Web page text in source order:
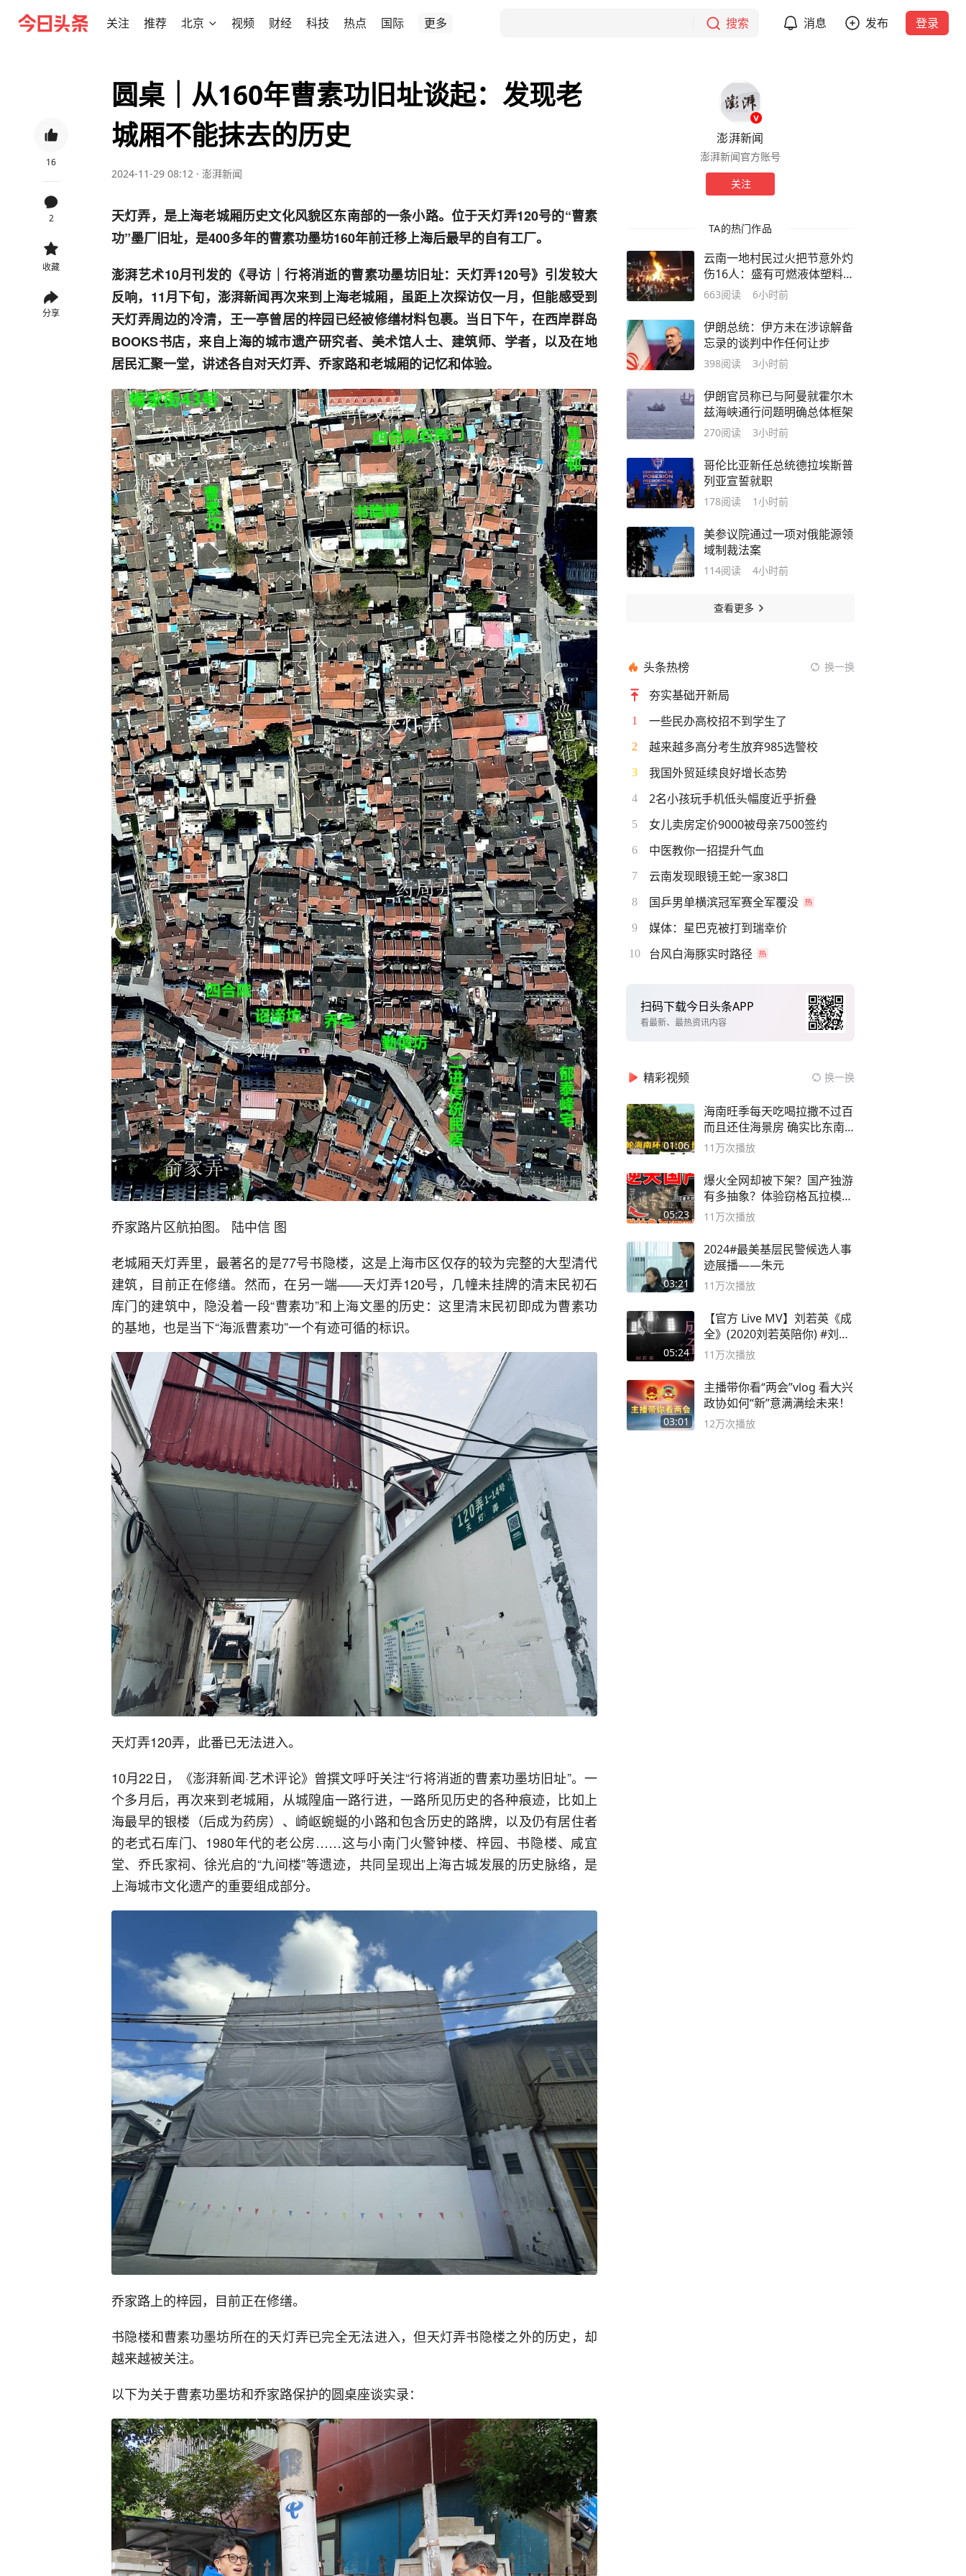
关注 推荐 北京 视频 财经 科技 热点 国际 更多 搜索 消息 发布 登录
16
2
收藏
分享
圆桌｜从160年曹素功旧址谈起：发现老
城厢不能抹去的历史
2024-11-29 08:12 · 澎湃新闻
天灯弄，是上海老城厢历史文化风貌区东南部的一条小路。位于天灯弄120号的“曹素
功”墨厂旧址，是400多年的曹素功墨坊160年前迁移上海后最早的自有工厂。
澎湃艺术10月刊发的《寻访｜行将消逝的曹素功墨坊旧址：天灯弄120号》引发较大
反响，11月下旬，澎湃新闻再次来到上海老城厢，虽距上次探访仅一月，但能感受到
天灯弄周边的冷清，王一亭曾居的梓园已经被修缮材料包裹。当日下午，在西岸群岛
BOOKS书店，来自上海的城市遗产研究者、美术馆人士、建筑师、学者，以及在地
居民汇聚一堂，讲述各自对天灯弄、乔家路和老城厢的记忆和体验。
乔家路片区航拍图。 陆中信 图
老城厢天灯弄里，最著名的是77号书隐楼，这是上海市区仅存的较为完整的大型清代
建筑，目前正在修缮。然而，在另一端——天灯弄120号，几幢未挂牌的清末民初石
库门的建筑中，隐没着一段“曹素功”和上海文墨的历史：这里清末民初即成为曹素功
的基地，也是当下“海派曹素功”一个有迹可循的标识。
天灯弄120弄，此番已无法进入。
10月22日，《澎湃新闻·艺术评论》曾撰文呼吁关注“行将消逝的曹素功墨坊旧址”。一
个多月后，再次来到老城厢，从城隍庙一路行进，一路所见历史的各种痕迹，比如上
海最早的银楼（后成为药房）、崎岖蜿蜒的小路和包含历史的路牌，以及仍有居住者
的老式石库门、1980年代的老公房……这与小南门火警钟楼、梓园、书隐楼、咸宜
堂、乔氏家祠、徐光启的“九间楼”等遗迹，共同呈现出上海古城发展的历史脉络，是
上海城市文化遗产的重要组成部分。
乔家路上的梓园，目前正在修缮。
书隐楼和曹素功墨坊所在的天灯弄已完全无法进入，但天灯弄书隐楼之外的历史，却
越来越被关注。
以下为关于曹素功墨坊和乔家路保护的圆桌座谈实录：
澎湃新闻
澎湃新闻官方账号
关注
TA的热门作品
云南一地村民过火把节意外灼
伤16人：盛有可燃液体塑料桶
意外倾倒引发燃烧
663阅读 6小时前
伊朗总统：伊方未在涉谅解备
忘录的谈判中作任何让步
398阅读 3小时前
伊朗官员称已与阿曼就霍尔木
兹海峡通行问题明确总体框架
270阅读 3小时前
哥伦比亚新任总统德拉埃斯普
列亚宣誓就职
178阅读 1小时前
美参议院通过一项对俄能源领
域制裁法案
114阅读 4小时前
查看更多
头条热榜 换一换
夯实基础开新局
1 一些民办高校招不到学生了
2 越来越多高分考生放弃985选警校
3 我国外贸延续良好增长态势
4 2名小孩玩手机低头幅度近乎折叠
5 女儿卖房定价9000被母亲7500签约
6 中医教你一招提升气血
7 云南发现眼镜王蛇一家38口
8 国乒男单横滨冠军赛全军覆没
9 媒体：星巴克被打到瑞幸价
10 台风白海豚实时路径
扫码下载今日头条APP
看最新、最热资讯内容
精彩视频 换一换
01:06
海南旺季每天吃喝拉撒不过百
而且还住海景房 确实比东南
亚合适
11万次播放
05:23
爆火全网却被下架？国产独游
有多抽象？体验窃格瓦拉模拟
器！
11万次播放
03:21
2024#最美基层民警候选人事
迹展播——朱元
11万次播放
05:24
【官方 Live MV】刘若英《成
全》(2020刘若英陪你) #刘若
英 #成全
11万次播放
03:01
主播带你看“两会”vlog 看大兴
政协如何“新”意满满绘未来！
12万次播放